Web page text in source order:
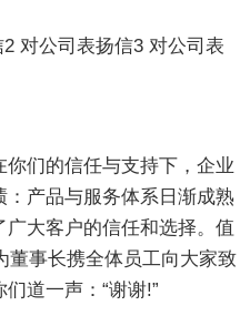
们的信任与支持下，企业
产品与服务体系日渐成熟
大客户的信任和选择。值
董事长携全体员工向大家致
道一声：“谢谢!”
2 对公司表扬信3 对公司表